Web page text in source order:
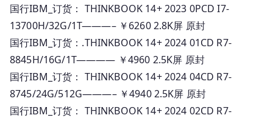
国行IBM_订货： THINKBOOK 14+ 2023 0PCD I7-
13700H/32G/1T———– ￥6260 2.8K屏 原封
国行IBM_订货：.THINKBOOK 14+ 2024 01CD R7-
8845H/16G/1T———— ￥4960 2.5K屏 原封
国行IBM_订货： THINKBOOK 14+ 2024 04CD R7-
8745/24G/512G———– ￥4940 2.5K屏 原封
国行IBM_订货： THINKBOOK 14+ 2024 02CD R7-